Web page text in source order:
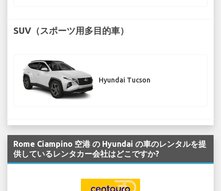
SUV（スポーツ用多目的車）
Hyundai Tucson
Rome Ciampino 空港 の Hyundai の車のレンタルを提
供しているレンタカー会社はどこですか?